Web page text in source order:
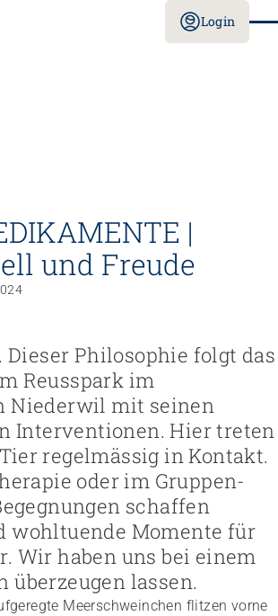
Login
führen
gestalten
umsetzen
|
und Freude
Dieser Philosophie folgt das
Reusspark im
Niederwil mit seinen
Interventionen. Hier treten
regelmässig in Kontakt.
oder im Gruppen-
schaffen
wohltuende Momente für
Wir haben uns bei einem
überzeugen lassen.
Meerschweinchen flitzen vorne